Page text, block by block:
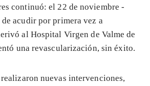
continuó: el 22 de noviembre -
de acudir por primera vez a
al Hospital Virgen de Valme de
una revascularización, sin éxito.
nuevas intervenciones,